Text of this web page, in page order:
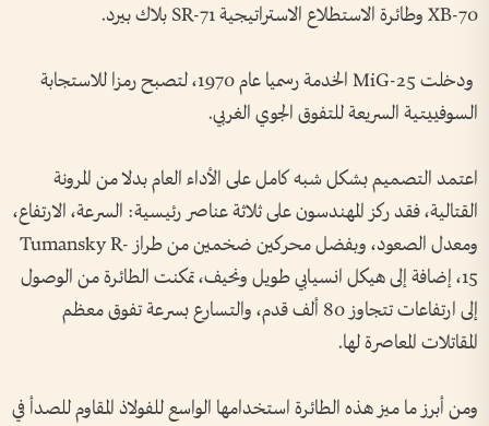
XB-70 وطائرة الاستطلاع الاستراتيجية SR-71 بلاك بيرد.
ودخلت MiG-25 الخدمة رسميا عام 1970، لتصبح رمزا للاستجابة
السوفييتية السريعة للتفوق الجوي الغربي.
اعتمد التصميم بشكل شبه كامل على الأداء العام بدلا من المرونة
القتالية، فقد ركز المهندسون على ثلاثة عناصر رئيسية: السرعة، الارتفاع،
ومعدل الصعود، وبفضل محركين ضخمين من طراز Tumansky R-
15، إضافة إلى هيكل انسيابي طويل ونحيف، تمكنت الطائرة من الوصول
إلى ارتفاعات تتجاوز 80 ألف قدم، والتسارع بسرعة تفوق معظم
المقاتلات المعاصرة لها.
ومن أبرز ما ميز هذه الطائرة استخدامها الواسع للفولاذ المقاوم للصدأ في